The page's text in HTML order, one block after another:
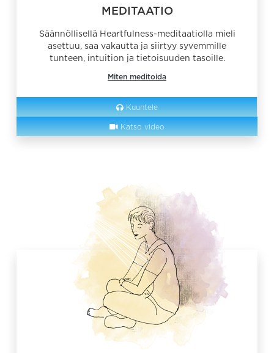
MEDITAATIO
Säännöllisellä Heartfulness-meditaatiolla mieli
asettuu, saa vakautta ja siirtyy syvemmille
tunteen, intuition ja tietoisuuden tasoille.
Miten meditoida
Kuuntele
Katso video